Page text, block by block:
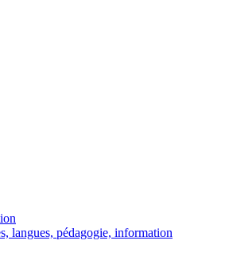
langues, pédagogie, information